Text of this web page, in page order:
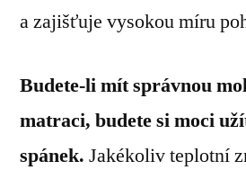
a zajišťuje vysokou míru
Budete-li mít správnou
matraci, budete si moci
spánek. Jakékoliv teplotní